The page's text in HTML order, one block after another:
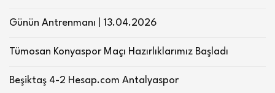
Günün Antrenmanı | 13.04.2026
Tümosan Konyaspor Maçı Hazırlıklarımız Başladı
Beşiktaş 4-2 Hesap.com Antalyaspor